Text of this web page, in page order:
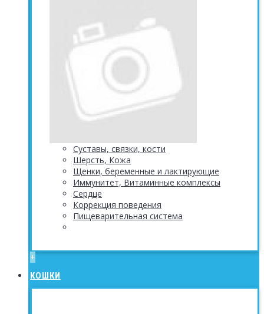
Суставы, связки, кости
Шерсть, Кожа
Щенки, беременные и лактирующие
Иммунитет, Витаминные комплексы
Сердце
Коррекция поведения
Пищеварительная система
+
КОШКИ